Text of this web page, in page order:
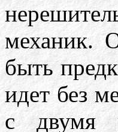
механик.
быть
идет без
с двумя